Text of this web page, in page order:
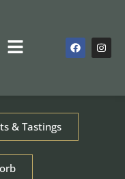
Main
F
a
c
o
I
n
s
r
& Tastings